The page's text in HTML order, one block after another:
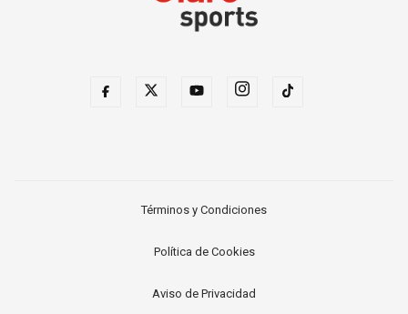
Términos y Condiciones
Política de Cookies
Aviso de Privacidad